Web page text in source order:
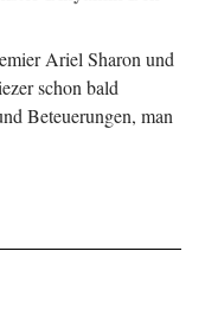
Ariel Sharon und
schon bald
Beteuerungen, man